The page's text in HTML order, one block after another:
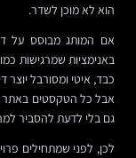
הוא לא מוכן לשדר.
אם המותג מבוסס על
באנימציות שמרגישות
כבד, איטי ומסורבל יוצר
אבל כל הטקסטים באתר
גם בלי לדעת להסביר
לכן, לפני שמתחילים